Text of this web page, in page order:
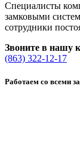
Специалисты
замковыми
сотрудники
Звоните в нашу
(863) 322-12-17
Работаем со всеми